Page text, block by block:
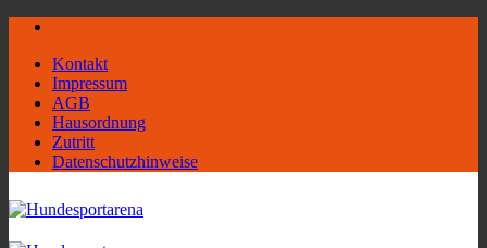
Zum
springenKontakt
Impressum
AGB
Hausordnung
Zutritt
Datenschutzhinweise